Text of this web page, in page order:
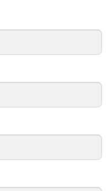
PRODUITS